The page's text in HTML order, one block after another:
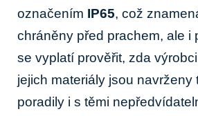
označením IP65, což
chráněny před prachem, ale i
se vyplatí prověřit, zda
jejich ‌materiály jsou navrženy
poradily i‌ s těmi